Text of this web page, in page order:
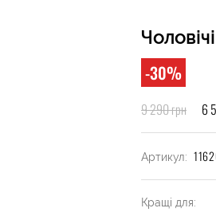
-30%
9 290 грн 6
Артикул:
Кращі для: